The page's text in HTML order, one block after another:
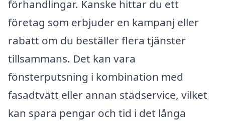
förhandlingar. Kanske hittar du ett
företag som erbjuder en kampanj eller
rabatt om du beställer flera tjänster
tillsammans. Det kan vara
fönsterputsning i kombination med
fasadtvätt eller annan städservice, vilket
kan spara pengar och tid i det långa